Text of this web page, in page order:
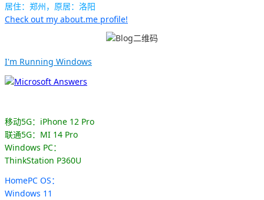
居住：郑州，原居：洛阳
Check out my about.me profile!
I'm Running Windows
移动5G：iPhone 12 Pro
联通5G：MI 14 Pro
Windows PC：
ThinkStation P360U
HomePC OS：
Windows 11